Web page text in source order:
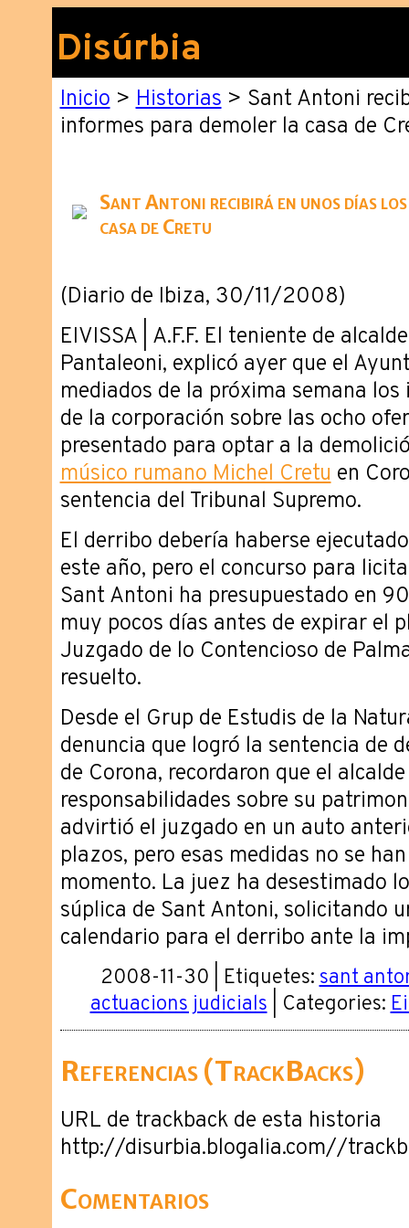
Disúrbia
Inicio>Historias> Sant Antoni
informes para demoler la casa de
Sant Antoni recibirá en unos días
casa de Cretu
(Diario de Ibiza, 30/11/2008)
EIVISSA | A.F.F. El teniente de
Pantaleoni, explicó ayer que el
mediados de la próxima semana
de la corporación sobre las ocho
presentado para optar a la
músico rumano Michel Cretuen
sentencia del Tribunal Supremo.
El derribo debería haberse
este año, pero el concurso para
Sant Antoni ha presupuestado en
muy pocos días antes de expirar el
Juzgado de lo Contencioso de
resuelto.
Desde el Grup de Estudis de la
denuncia que logró la sentencia de
de Corona, recordaron que el
responsabilidades sobre su
advirtió el juzgado en un auto
plazos, pero esas medidas no se
momento. La juez ha desestimado
súplica de Sant Antoni, solicitando
calendario para el derribo ante la
2008-11-30 | Etiquetes:sant
actuacions judicials| Categories:
Referencias (TrackBacks)
URL de trackback de esta historia
http://disurbia.blogalia.com//
Comentarios